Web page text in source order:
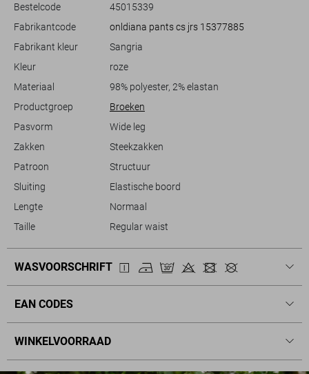
De regular waist maakt het een veelzijdige keuze, eenvoudig te
combineren met een eenvoudige top of een stijlvolle blouse. Door de
normale lengte en luchtige stof is deze broek ideaal voor warmere
onmisbare toevoeging voor je kledingkast die modieus comfort biedt.
Bestelcode
45015339
Fabrikantcode
onldiana pants cs jrs 15377885
Fabrikant kleur
Sangria
Kleur
roze
Materiaal
98% polyester, 2% elastan
Productgroep
Broeken
Pasvorm
Wide leg
Zakken
Steekzakken
Patroon
Structuur
Sluiting
Elastische boord
Lengte
Normaal
Taille
Regular waist
WASVOORSCHRIFT
EAN CODES
WINKELVOORRAAD